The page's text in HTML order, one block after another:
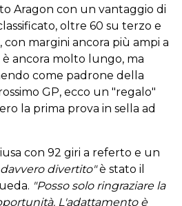
Aragon con un vantaggio di
oltre 60 su terzo e
margini ancora più ampi a
ancora molto lungo, ma
come padrone della
GP, ecco un "regalo"
la prima prova in sella ad
con 92 giri a referto e un
divertito"è stato il
"Posso solo ringraziare la
L'adattamento è